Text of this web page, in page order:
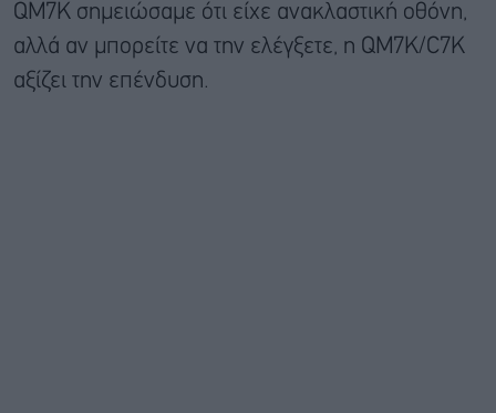
QM7K σημειώσαμε ότι είχε ανακλαστική οθόνη,
αλλά αν μπορείτε να την ελέγξετε, η QM7K/C7K
αξίζει την επένδυση.